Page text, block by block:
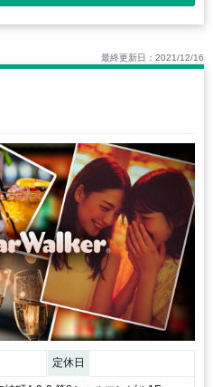
最終更新日：2021/12/16
定休日